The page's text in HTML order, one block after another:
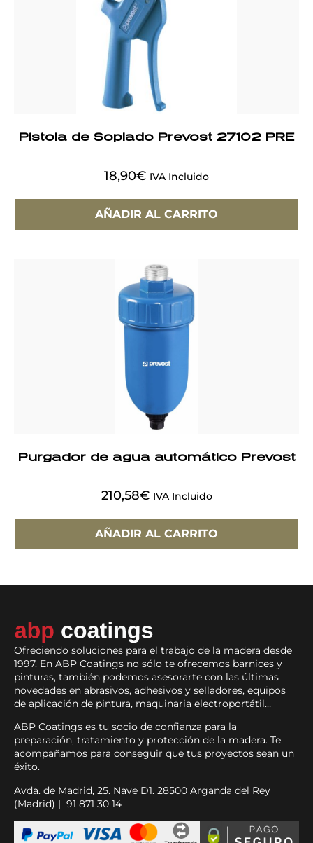
Pistola de Soplado Prevost 27102 PRE
18,90€ IVA Incluido
AÑADIR AL CARRITO
Purgador de agua automático Prevost
210,58€ IVA Incluido
AÑADIR AL CARRITO
Ofreciendo soluciones para el trabajo de la madera desde
1997. En ABP Coatings no sólo te ofrecemos barnices y
pinturas, también podemos asesorarte con las últimas
novedades en abrasivos, adhesivos y selladores, equipos
de aplicación de pintura, maquinaria electroportátil…
ABP Coatings es tu socio de confianza para la
preparación, tratamiento y protección de la madera. Te
acompañamos para conseguir que tus proyectos sean un
éxito.
Avda. de Madrid, 25. Nave D1. 28500 Arganda del Rey
(Madrid) | 91 871 30 14